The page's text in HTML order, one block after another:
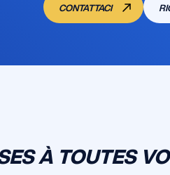
CONTATTACI
À TOUTES